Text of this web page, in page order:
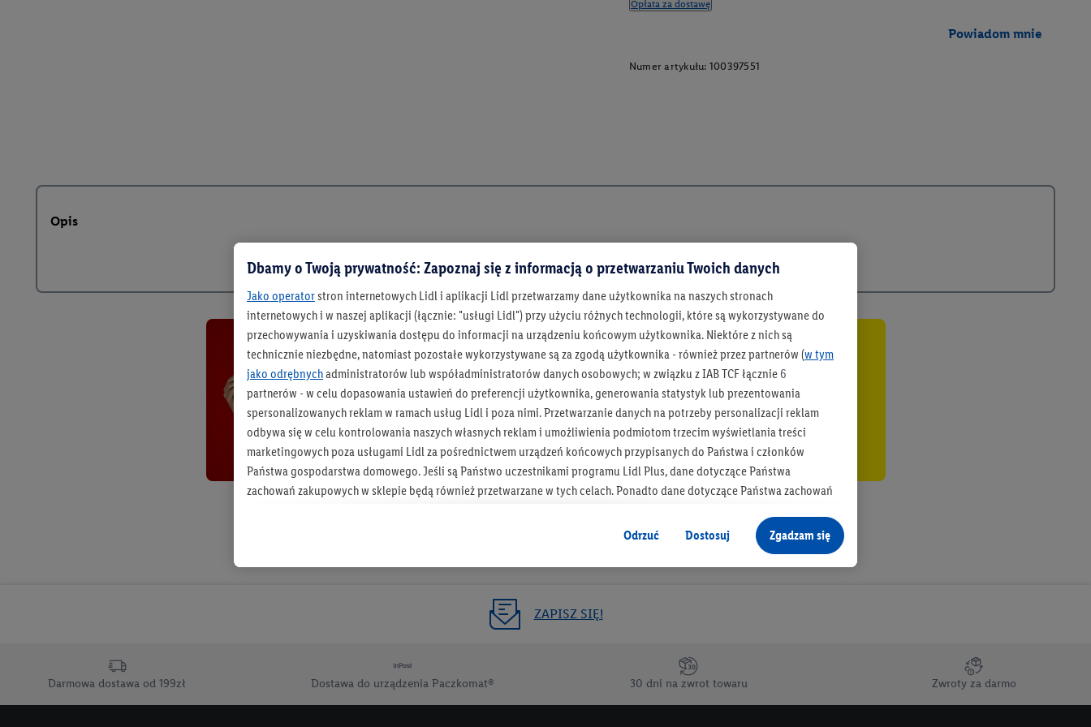
Opłata za dostawę
Powiadom mnie
Numer artykułu: 100397551
Opis
Bądź na bieżąco
Otrzymuj newsletter Lidla
Zapisz się!
ZAPISZ SIĘ!
Darmowa dostawa od 199zł Dostawa do urządzenia Paczkomat® 30 dni na zwrot towaru Zwroty za darmo
Dbamy o Twoją prywatność: Zapoznaj się z informacją o przetwarzaniu Twoich danych
Jako operatorstron internetowych Lidl i aplikacji Lidl przetwarzamy dane użytkownika na naszych stronach
internetowych i w naszej aplikacji (łącznie: "usługi Lidl") przy użyciu różnych technologii, które są wykorzystywane do
przechowywania i uzyskiwania dostępu do informacji na urządzeniu końcowym użytkownika. Niektóre z nich są
technicznie niezbędne, natomiast pozostałe wykorzystywane są za zgodą użytkownika - również przez partnerów (w tym
jako odrębnychadministratorów lub współadministratorów danych osobowych; w związku z IAB TCF łącznie 6
partnerów - w celu dopasowania ustawień do preferencji użytkownika, generowania statystyk lub prezentowania
spersonalizowanych reklam w ramach usług Lidl i poza nimi. Przetwarzanie danych na potrzeby personalizacji reklam
odbywa się w celu kontrolowania naszych własnych reklam i umożliwienia podmiotom trzecim wyświetlania treści
marketingowych poza usługami Lidl za pośrednictwem urządzeń końcowych przypisanych do Państwa i członków
Państwa gospodarstwa domowego. Jeśli są Państwo uczestnikami programu Lidl Plus, dane dotyczące Państwa
zachowań zakupowych w sklepie będą również przetwarzane w tych celach. Ponadto dane dotyczące Państwa zachowań
jako niezależny administrator danych
Tworzenie spersonalizowanych reklam opiera się na generowaniu profili, które są również wzbogacane o dane z innych
informacji z konta klienta - np. wieku lub płci - a także dokładnych danych dotyczących lokalizacji), również przez różne
urządzenia końcowe i usługi Lidl, w tym przechowywanie lub uzyskiwanie dostępu do informacji na urządzeniach
przetwarzanie odbywa się również w celu pomiaru wydajności/skuteczności reklamy, badania grup docelowych,
opracowywania ofert oraz zapewnienia bezpieczeństwa technicznego i optymalizacji wyświetlania konkretnych treści.
Odrzuć Dostosuj Zgadzam się